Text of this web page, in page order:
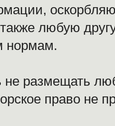
любую
нормам.
не размещать
право не